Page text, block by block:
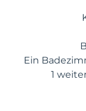
Ein
1